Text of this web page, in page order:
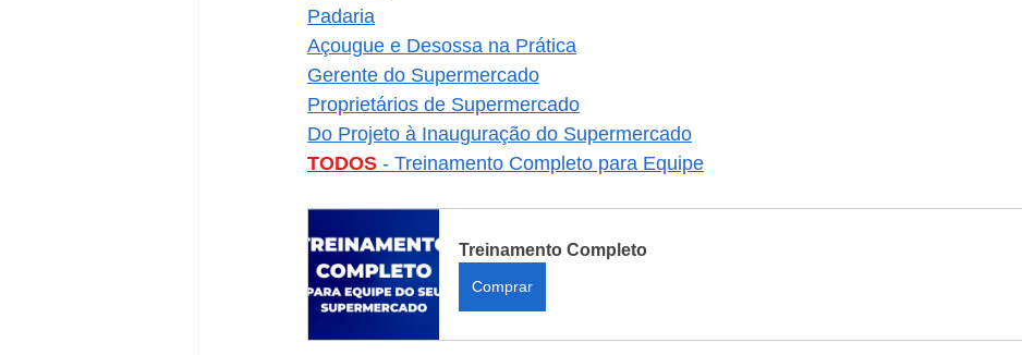
Padaria
Açougue e Desossa na Prática
Gerente do Supermercado
Proprietários de Supermercado
Do Projeto à Inauguração do Supermercado
TODOS - Treinamento Completo para Equipe
Treinamento Completo
Comprar